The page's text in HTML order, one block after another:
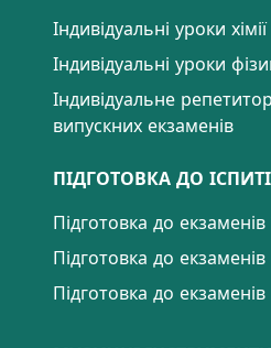
Індивідуальні уроки хімії
Індивідуальні уроки
Індивідуальне
випускних екзаменів
ПІДГОТОВКА ДО
Підготовка до екзаменів
Підготовка до екзаменів
Підготовка до екзаменів